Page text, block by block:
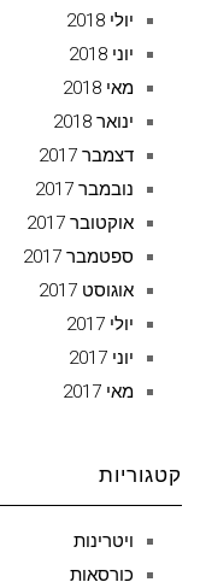
יולי 2018
יוני 2018
מאי 2018
ינואר 2018
דצמבר 2017
נובמבר 2017
אוקטובר 2017
ספטמבר 2017
אוגוסט 2017
יולי 2017
יוני 2017
מאי 2017
קטגוריות
ויטרינות
כורסאות